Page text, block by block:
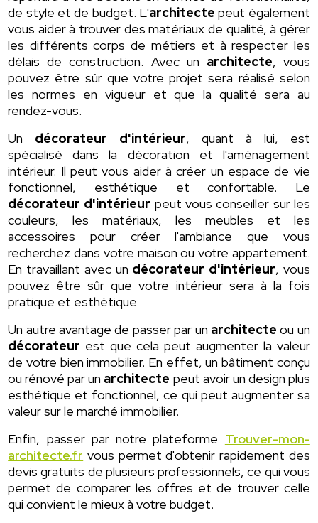
de style et de budget. L'architecte peut également
vous aider à trouver des matériaux de qualité, à gérer
les différents corps de métiers et à respecter les
délais de construction. Avec un architecte, vous
pouvez être sûr que votre projet sera réalisé selon
les normes en vigueur et que la qualité sera au
rendez-vous.
Un décorateur d'intérieur, quant à lui, est
spécialisé dans la décoration et l'aménagement
intérieur. Il peut vous aider à créer un espace de vie
fonctionnel, esthétique et confortable. Le
décorateur d'intérieur peut vous conseiller sur les
couleurs, les matériaux, les meubles et les
accessoires pour créer l'ambiance que vous
recherchez dans votre maison ou votre appartement.
En travaillant avec un décorateur d'intérieur, vous
pouvez être sûr que votre intérieur sera à la fois
pratique et esthétique
Un autre avantage de passer par un architecte ou un
décorateur est que cela peut augmenter la valeur
de votre bien immobilier. En effet, un bâtiment conçu
ou rénové par un architecte peut avoir un design plus
esthétique et fonctionnel, ce qui peut augmenter sa
valeur sur le marché immobilier.
Enfin, passer par notre plateforme Trouver-mon-
architecte.fr vous permet d'obtenir rapidement des
devis gratuits de plusieurs professionnels, ce qui vous
permet de comparer les offres et de trouver celle
qui convient le mieux à votre budget.